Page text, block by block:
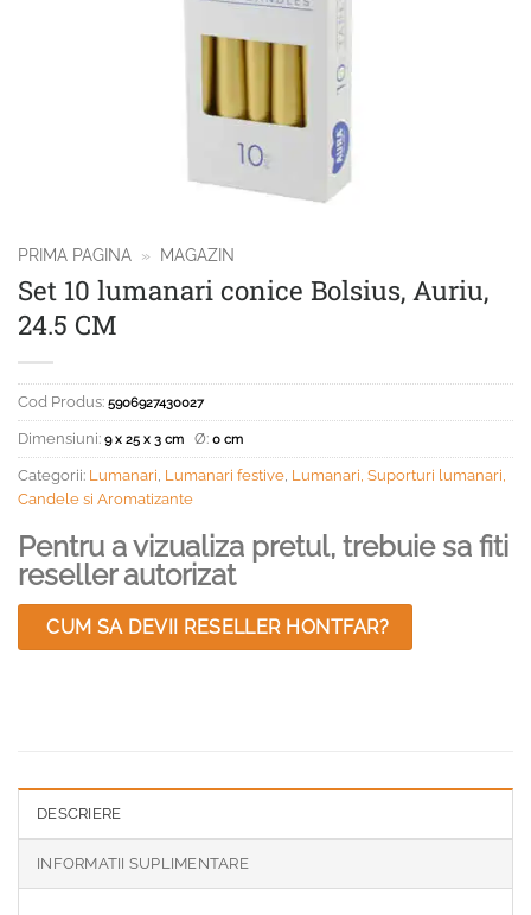
PRIMA PAGINA » MAGAZIN
Set 10 lumanari conice Bolsius, Auriu,
24.5 CM
Cod Produs: 5906927430027
Dimensiuni: 9 x 25 x 3 cm Ø: 0 cm
Categorii: Lumanari Lumanari festive Lumanari, Suporturi lumanari,
Candele si Aromatizante
Pentru a vizualiza pretul, trebuie sa fiti
reseller autorizat
CUM SA DEVII RESELLER HONTFAR?
DESCRIERE
INFORMATII SUPLIMENTARE